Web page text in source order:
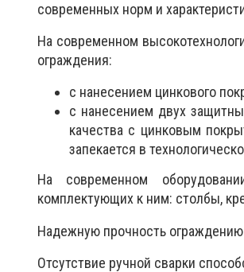
современных норм и
На современном
ограждения:
с нанесением цинкового
с нанесением двух
качества с цинковым
запекается в
На современном
комплектующих к ним: столбы,
Надежную прочность
Отсутствие ручной сварки